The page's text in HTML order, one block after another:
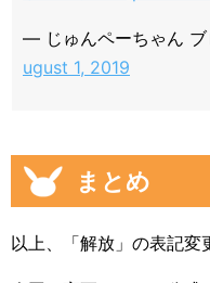
— じゅんペーちゃん
ugust 1, 2019
まとめ
以上、「解放」の表記変